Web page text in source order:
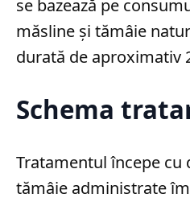
se bazează pe
măsline și tămâie
durată de aproximativ
Schema
Tratamentul începe cu
tămâie administrate